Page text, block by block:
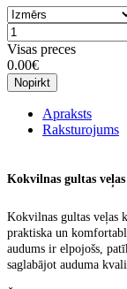
Visas preces
0.00€
Nopirkt
Apraksts
Raksturojums
Kokvilnas gultas
Kokvilnas gultas veļas
praktiska un
audums ir elpojošs,
saglabājot auduma